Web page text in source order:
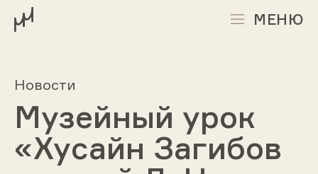
МЕНЮ
Новости
Музейный урок
«Хусайн Загибов